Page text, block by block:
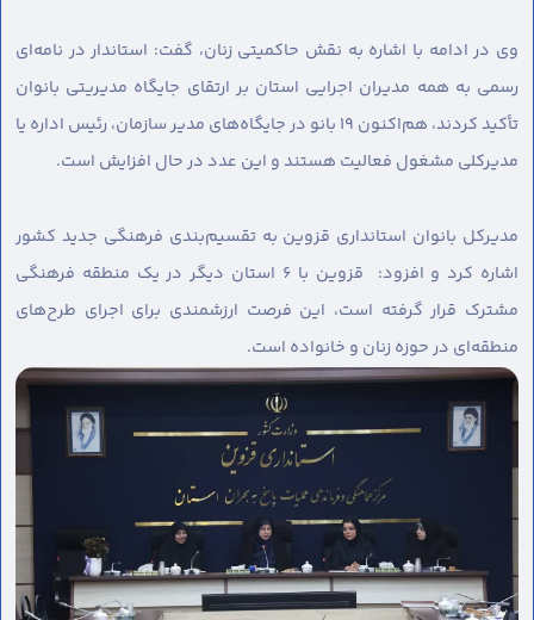
وی در ادامه با اشاره به نقش حاکمیتی زنان، گفت: استاندار در نامه‌ای
رسمی به همه مدیران اجرایی استان بر ارتقای جایگاه مدیریتی بانوان
تأکید کردند، هم‌اکنون ۱۹ بانو در جایگاه‎‌های مدیر سازمان، رئیس اداره یا
مدیرکلی مشغول فعالیت هستند و این عدد در حال افزایش است.
مدیرکل بانوان استانداری قزوین به تقسیم‌بندی فرهنگی جدید کشور
اشاره کرد و افزود: قزوین با ۶ استان دیگر در یک منطقه فرهنگی
مشترک قرار گرفته است، این فرصت ارزشمندی برای اجرای طرح‌های
منطقه‌ای در حوزه زنان و خانواده است.